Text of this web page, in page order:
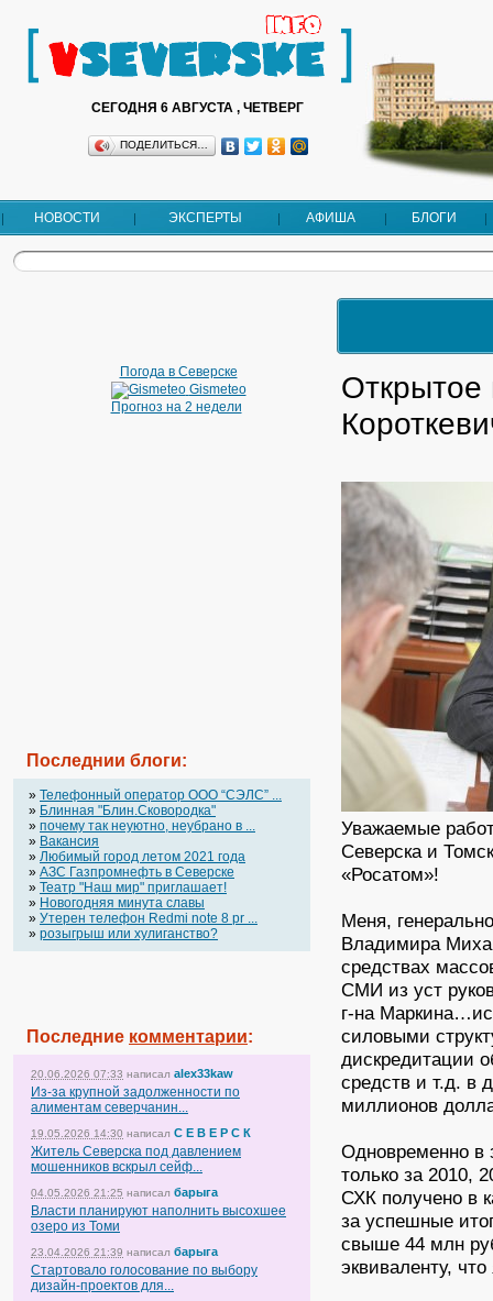
СЕГОДНЯ 6 АВГУСТА , ЧЕТВЕРГ
ПОДЕЛИТЬСЯ…
НОВОСТИ ЭКСПЕРТЫ АФИША БЛОГИ
Погода в Северске
Gismeteo
Прогноз на 2 недели
Последнии блоги:
» Телефонный оператор OOO “СЭЛС” ...
» Блинная "Блин.Сковородка"
» почему так неуютно, неубрано в ...
» Вакансия
» Любимый город летом 2021 года
» АЗС Газпромнефть в Северске
» Театр "Наш мир" приглашает!
» Новогодняя минута славы
» Утерен телефон Redmi note 8 pr ...
» розыгрыш или хулиганство?
Последние комментарии:
20.06.2026 07:33 написал alex33kaw
Из-за крупной задолженности по
алиментам северчанин...
19.05.2026 14:30 написал С Е В Е Р С К
Житель Северска под давлением
мошенников вскрыл сейф...
04.05.2026 21:25 написал барыга
Власти планируют наполнить высохшее
озеро из Томи
23.04.2026 21:39 написал барыга
Стартовало голосование по выбору
дизайн-проектов для...
Уважаемые
Северска и
«Росатом»!
Меня,
Владимира
средствах
СМИ из уст
г-на
силовыми
дискредитации
средств и т.д. в
миллионов
Одновременно в
только за 2010,
СХК получено в
за успешные
свыше 44 млн
эквиваленту,